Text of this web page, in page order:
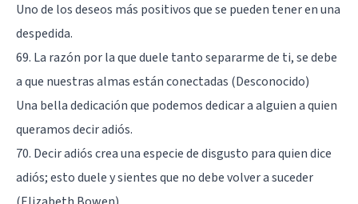
Uno de los deseos más positivos que se pueden tener en una
despedida.
69. La razón por la que duele tanto separarme de ti, se debe
a que nuestras almas están conectadas (Desconocido)
Una bella dedicación que podemos dedicar a alguien a quien
queramos decir adiós.
70. Decir adiós crea una especie de disgusto para quien dice
adiós; esto duele y sientes que no debe volver a suceder